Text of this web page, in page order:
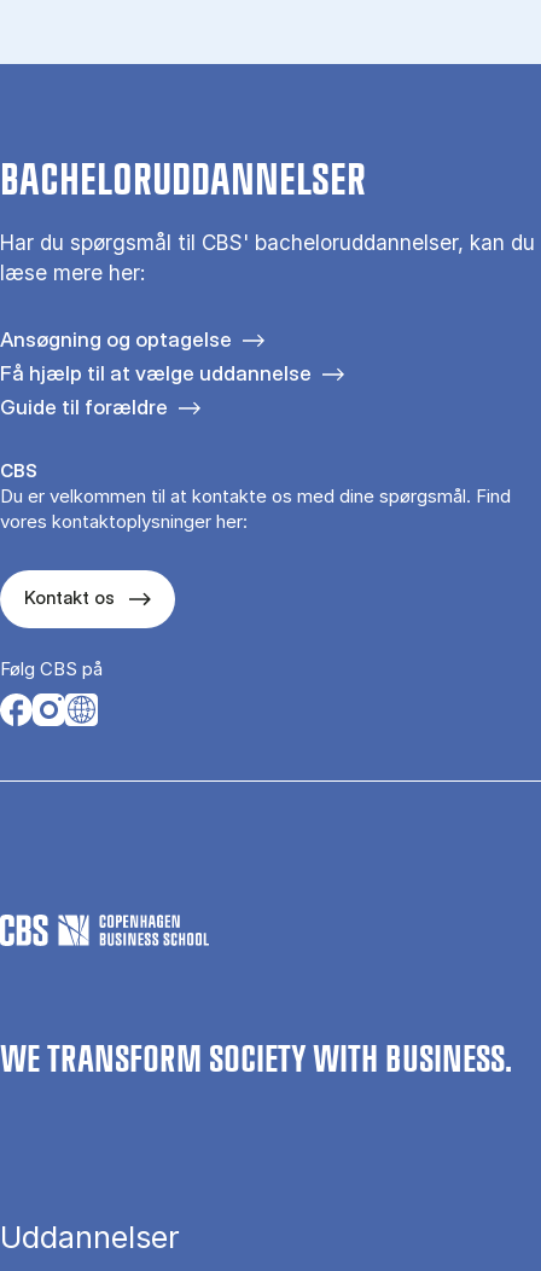
BACHELORUDDANNELSER
Har du spørgsmål til CBS' bacheloruddannelser, kan du
læse mere her:
Ansøgning og optagelse
Få hjælp til at vælge uddannelse
Guide til forældre
CBS
Du er velkommen til at kontakte os med dine spørgsmål. Find
vores kontaktoplysninger her:
Kontakt os
Følg CBS på
Opens in a new tab
Opens in a new tab
Opens in a new tab
WE TRANSFORM SOCIETY WITH BUSINESS.
Uddannelser